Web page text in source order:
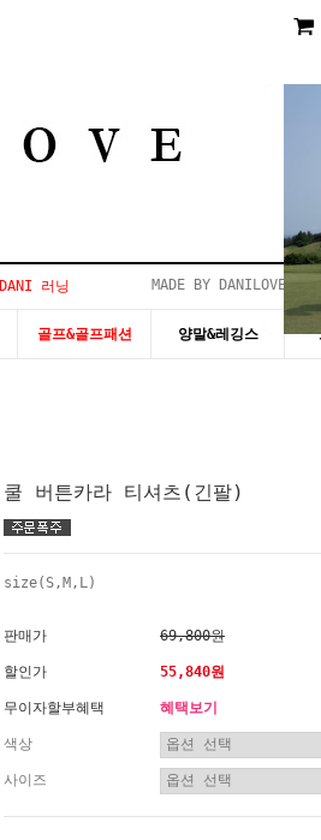
DANI 러닝 MADE BY DANILOVE
골프&골프패션 양말&레깅스
쿨 버튼카라 티셔츠(긴팔)
size(S,M,L)
판매가 69,800원
할인가 55,840원
무이자할부혜택 혜택보기
색상
사이즈